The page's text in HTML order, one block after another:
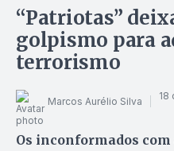
“Patriotas”
golpismo para
terrorismo
Marcos Aurélio Silva 18
Os inconformados